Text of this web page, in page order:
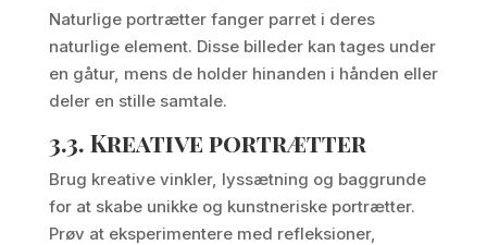
Naturlige portrætter fanger parret i deres
naturlige element. Disse billeder kan tages under
en gåtur, mens de holder hinanden i hånden eller
deler en stille samtale.
3.3. Kreative portrætter
Brug kreative vinkler, lyssætning og baggrunde
for at skabe unikke og kunstneriske portrætter.
Prøv at eksperimentere med refleksioner,